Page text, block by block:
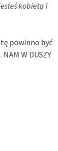
kobietą i
powinno być
W DUSZY